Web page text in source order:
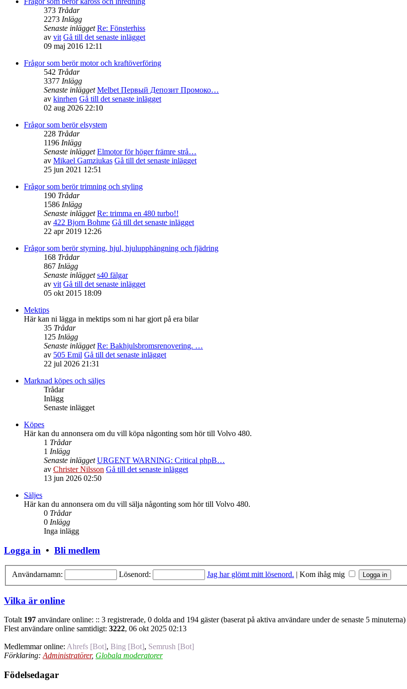
373 Trådar
2273 Inlägg
Senaste inlägget Re: Fönsterhiss
av vit Gå till det senaste inlägget
09 maj 2016 12:11
Frågor som berör motor och kraftöverföring
542 Trådar
3377 Inlägg
Senaste inlägget Melbet Первый Депозит Промоко…
av kinrhen Gå till det senaste inlägget
02 aug 2026 22:10
Frågor som berör elsystem
228 Trådar
1196 Inlägg
Senaste inlägget Elmotor för höger främre strå…
av Mikael Gamziukas Gå till det senaste inlägget
25 jun 2021 12:51
Frågor som berör trimning och styling
190 Trådar
1586 Inlägg
Senaste inlägget Re: trimma en 480 turbo!!
av 422 Bjorn Bohme Gå till det senaste inlägget
22 apr 2019 12:26
Frågor som berör styrning, hjul, hjulupphängning och fjädring
168 Trådar
867 Inlägg
Senaste inlägget s40 fälgar
av vit Gå till det senaste inlägget
05 okt 2015 18:09
Mektips
Här kan ni lägga in mektips som ni har gjort på era bilar
35 Trådar
125 Inlägg
Senaste inlägget Re: Bakhjulsbromsrenovering. …
av 505 Emil Gå till det senaste inlägget
22 jul 2026 21:31
Marknad köpes och säljes
Trådar
Inlägg
Senaste inlägget
Köpes
Här kan du annonsera om du vill köpa någonting som hör till Volvo 480.
1 Trådar
1 Inlägg
Senaste inlägget URGENT WARNING: Critical phpB…
av Christer Nilsson Gå till det senaste inlägget
13 jun 2026 02:50
Säljes
Här kan du annonsera om du vill sälja någonting som hör till Volvo 480.
0 Trådar
0 Inlägg
Inga inlägg
Logga in • Bli medlem
Användarnamn: Lösenord: Jag har glömt mitt lösenord. | Kom ihåg mig
Vilka är online
Totalt 197 användare online: :: 3 registrerade, 0 dolda and 194 gäster (baserat på aktiva användare under de senaste 5 minuterna)
Flest användare online samtidigt: 3222, 06 okt 2025 02:13
Medlemmar online: Ahrefs [Bot], Bing [Bot], Semrush [Bot]
Förklaring: Administratörer, Globala moderatorer
Födelsedagar